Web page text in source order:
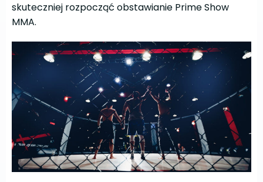
skuteczniej rozpocząć obstawianie Prime Show
MMA.